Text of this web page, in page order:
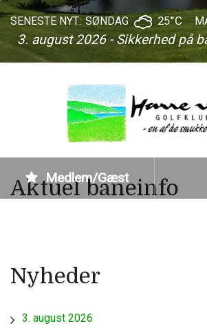
SENESTE NYT:
3. august 2026 - Sikkerhed på
SØNDAG 25°C
Medlem/Gæst
Aktuel baneinfo
Nyheder
3. august 2026